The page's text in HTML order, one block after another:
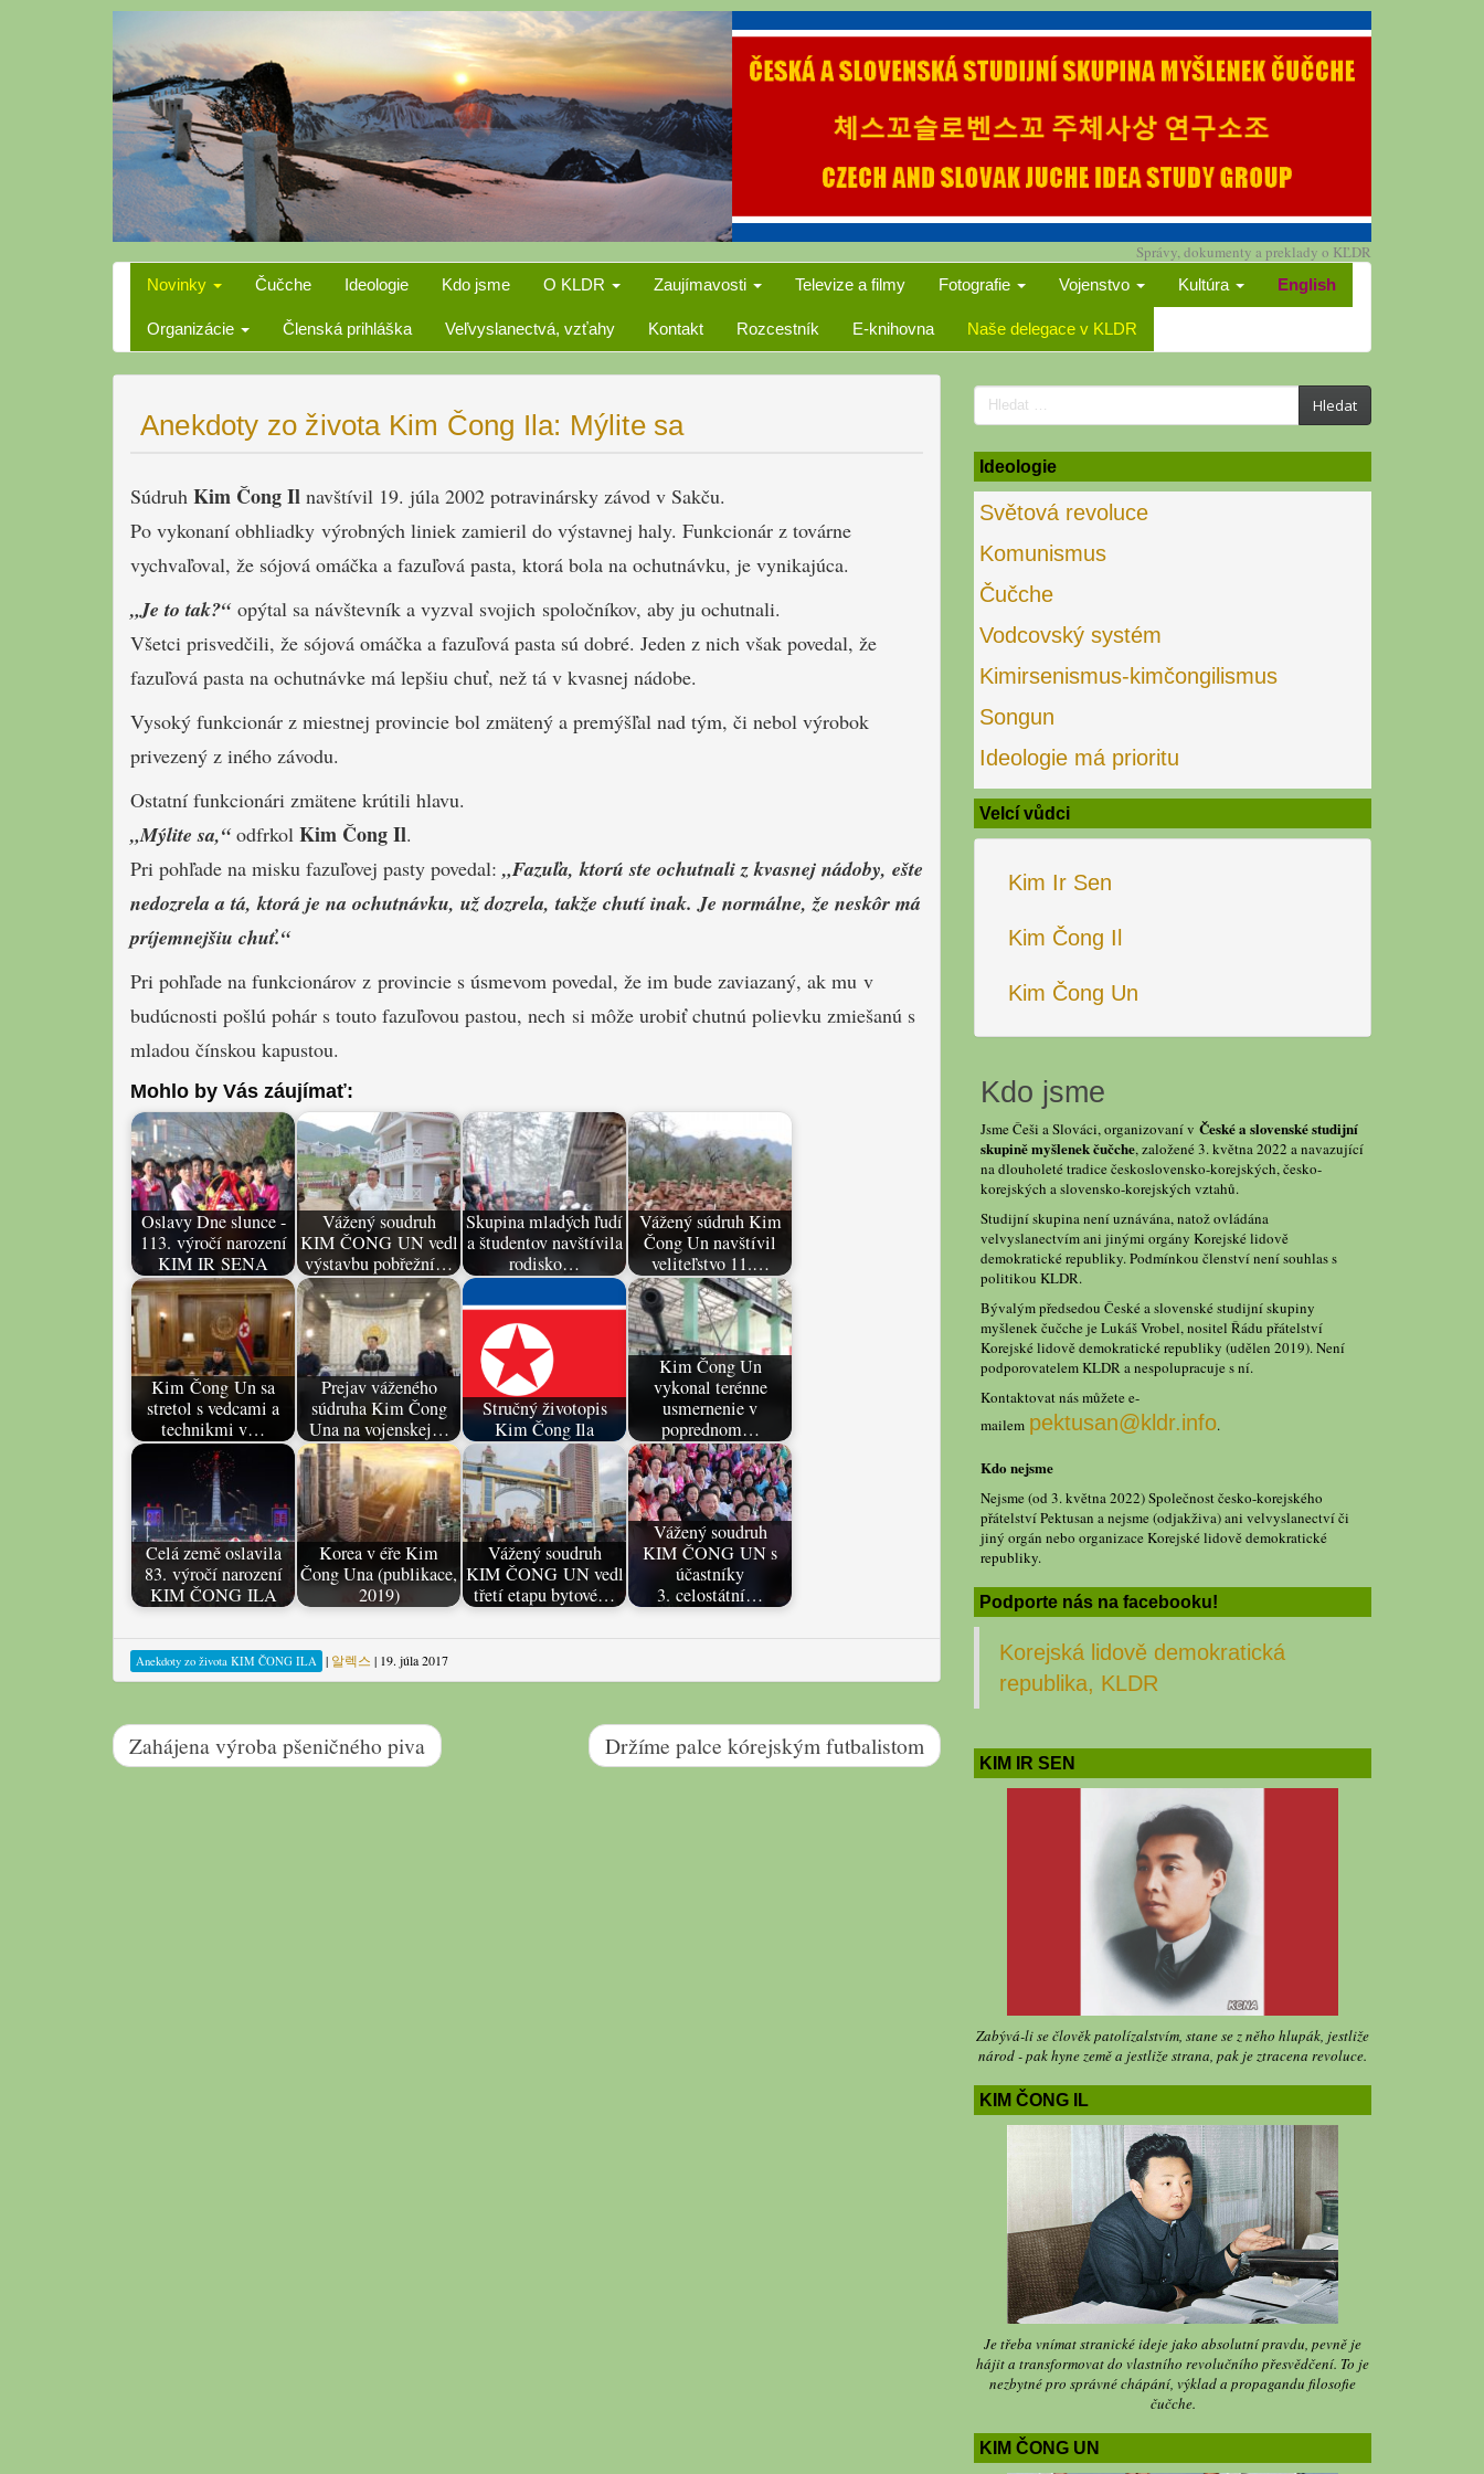
Správy, dokumenty a preklady o KĽDR
Novinky Čučche Ideologie Kdo jsme O KLDR Zaujímavosti Televize a filmy Fotografie Vojenstvo Kultúra English
Organizácie Členská prihláška Veľvyslanectvá, vzťahy Kontakt Rozcestník E-knihovna Naše delegace v KLDR
Anekdoty zo života Kim Čong Ila: Mýlite sa
Súdruh Kim Čong Il navštívil 19. júla 2002 potravinársky závod v Sakču.
Po vykonaní obhliadky výrobných liniek zamieril do výstavnej haly. Funkcionár z továrne
vychvaľoval, že sójová omáčka a fazuľová pasta, ktorá bola na ochutnávku, je vynikajúca.
„Je to tak?“ opýtal sa návštevník a vyzval svojich spoločníkov, aby ju ochutnali.
Všetci prisvedčili, že sójová omáčka a fazuľová pasta sú dobré. Jeden z nich však povedal, že
fazuľová pasta na ochutnávke má lepšiu chuť, než tá v kvasnej nádobe.
Vysoký funkcionár z miestnej provincie bol zmätený a premýšľal nad tým, či nebol výrobok
privezený z iného závodu.
Ostatní funkcionári zmätene krútili hlavu.
„Mýlite sa,“ odfrkol Kim Čong Il.
Pri pohľade na misku fazuľovej pasty povedal: „Fazuľa, ktorú ste ochutnali z kvasnej nádoby, ešte
nedozrela a tá, ktorá je na ochutnávku, už dozrela, takže chutí inak. Je normálne, že neskôr má
príjemnejšiu chuť.“
Pri pohľade na funkcionárov z provincie s úsmevom povedal, že im bude zaviazaný, ak mu v
budúcnosti pošlú pohár s touto fazuľovou pastou, nech si môže urobiť chutnú polievku zmiešanú s
mladou čínskou kapustou.
Mohlo by Vás záujímať:
Oslavy Dne slunce -
113. výročí narození
KIM IR SENA
Vážený soudruh
KIM ČONG UN vedl
výstavbu pobřežní…
Skupina mladých ľudí
a študentov navštívila
rodisko…
Vážený súdruh Kim
Čong Un navštívil
veliteľstvo 11.…
Kim Čong Un sa
stretol s vedcami a
technikmi v…
Prejav váženého
súdruha Kim Čong
Una na vojenskej…
Stručný životopis
Kim Čong Ila
Kim Čong Un
vykonal terénne
usmernenie v
poprednom…
Celá země oslavila
83. výročí narození
KIM ČONG ILA
Korea v éře Kim
Čong Una (publikace,
2019)
Vážený soudruh
KIM ČONG UN vedl
třetí etapu bytové…
Vážený soudruh
KIM ČONG UN s
účastníky
3. celostátní…
Anekdoty zo života KIM ČONG ILA | 알렉스 | 19. júla 2017
Držíme palce kórejským futbalistom
Zahájena výroba pšeničného piva
Search
for:
Hledat
Ideologie
Světová revoluce
Komunismus
Čučche
Vodcovský systém
Kimirsenismus-kimčongilismus
Songun
Ideologie má prioritu
Velcí vůdci
Kim Ir Sen
Kim Čong Il
Kim Čong Un
Kdo jsme
Jsme Češi a Slováci, organizovaní v České a slovenské studijní
skupině myšlenek čučche, založené 3. května 2022 a navazující
na dlouholeté tradice československo-korejských, česko-
korejských a slovensko-korejských vztahů.
Studijní skupina není uznávána, natož ovládána
velvyslanectvím ani jinými orgány Korejské lidově
demokratické republiky. Podmínkou členství není souhlas s
politikou KLDR.
Bývalým předsedou České a slovenské studijní skupiny
myšlenek čučche je Lukáš Vrobel, nositel Řádu přátelství
Korejské lidově demokratické republiky (udělen 2019). Není
podporovatelem KLDR a nespolupracuje s ní.
Kontaktovat nás můžete e-
mailem pektusan@kldr.info.
Kdo nejsme
Nejsme (od 3. května 2022) Společnost česko-korejského
přátelství Pektusan a nejsme (odjakživa) ani velvyslanectví či
jiný orgán nebo organizace Korejské lidově demokratické
republiky.
Podporte nás na facebooku!
Korejská lidově demokratická
republika, KLDR
KIM IR SEN
Zabývá-li se člověk patolízalstvím, stane se z něho hlupák, jestliže
národ - pak hyne země a jestliže strana, pak je ztracena revoluce.
KIM ČONG IL
Je třeba vnímat stranické ideje jako absolutní pravdu, pevně je
hájit a transformovat do vlastního revolučního přesvědčení. To je
nezbytné pro správné chápání, výklad a propagandu filosofie
čučche.
KIM ČONG UN